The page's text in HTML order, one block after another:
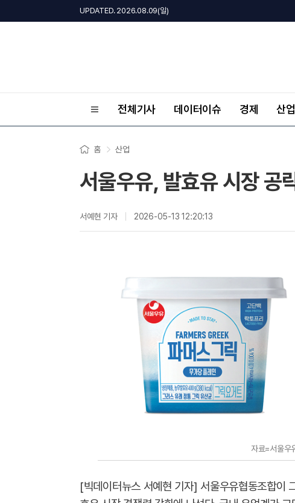
UPDATED. 2026.08.09(일)
전체기사 데이터이슈 경제 산업
홈 산업
서울우유, 발효유 시장 공
서예현 기자 2026-05-13 12:20:13
자료=서울우
[빅데이터뉴스 서예현 기자] 서울우유협동조합이